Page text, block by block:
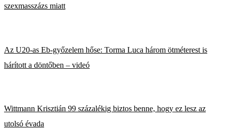
szexmasszázs miatt
Az U20-as Eb-győzelem hőse: Torma Luca három ötméterest is
hárított a döntőben – videó
Wittmann Krisztián 99 százalékig biztos benne, hogy ez lesz az
utolsó évada